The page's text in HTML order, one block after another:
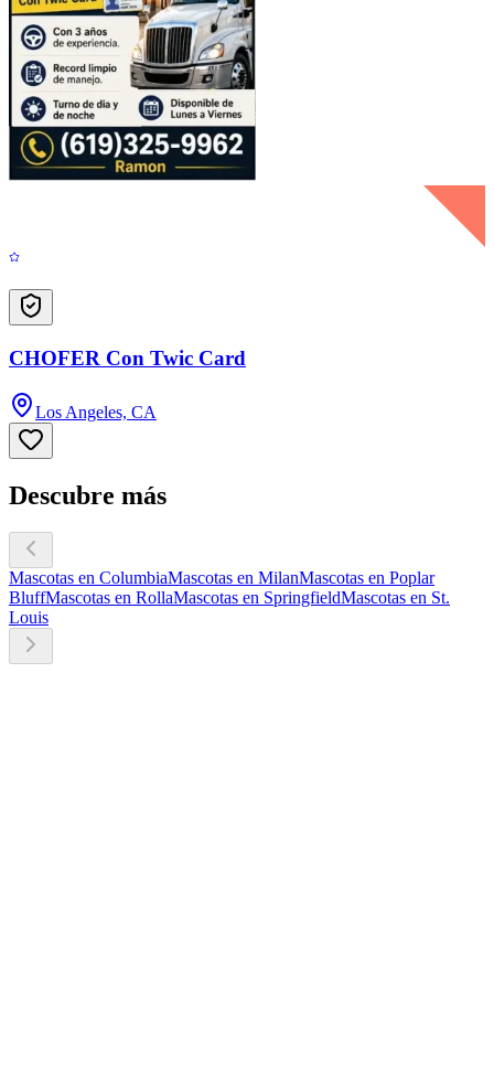
CHOFER Con Twic Card
Los Angeles, CA
Descubre más
Mascotas en ColumbiaMascotas en MilanMascotas en Poplar
BluffMascotas en RollaMascotas en SpringfieldMascotas en St.
Louis